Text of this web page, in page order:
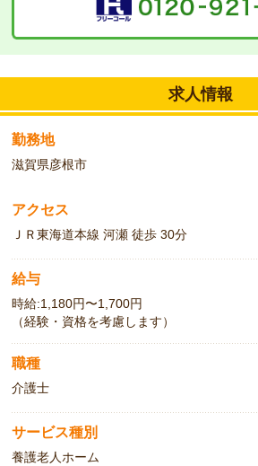
こんな方をお待ちしています！
★遠方にお住まいでご来社が難しい方は出
中などでご都合のつかない方は電話登録サ
い。
★専任の人材コーディネーターが皆さまの
しキャリアプランをご提案いたします。お
求人情報
勤務地
滋賀県彦根市
アクセス
ＪＲ東海道本線 河瀬 徒歩 30分
給与
時給:1,180円〜1,700円
（経験・資格を考慮します）
職種
介護士
サービス種別
養護老人ホーム